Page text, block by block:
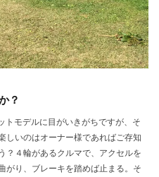
？
モデルに目がいきがちですが、そ
しいのはオーナー様であればご存知
？４輪があるクルマで、アクセルを
がり、ブレーキを踏めば止まる。そ